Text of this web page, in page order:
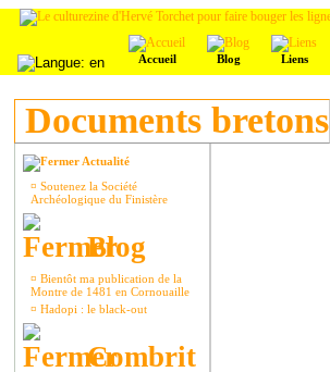
Accueil Blog Liens
Documents bretons
Actualité
¤ Soutenez la Société
Archéologique du Finistère
Blog
¤ Bientôt ma publication de la
Montre de 1481 en Cornouaille
¤ Hadopi : le black-out
Combrit